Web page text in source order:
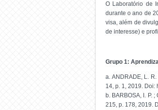
O Laboratório de
durante o ano de
visa, além de
de interesse) e
Grupo 1:
a. ANDRADE, L.
14, p. 1, 2019.
b. BARBOSA, I. P.
215, p. 178, 2019.